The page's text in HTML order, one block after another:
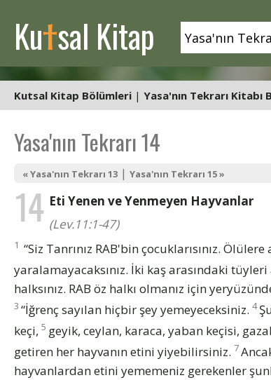
Kutsal Kitap
Kutsal Kitap Bölümleri | Yasa'nın Tekrarı Kitabı
Yasa'nın Tekrarı 14
« Yasa'nın Tekrarı 13 | Yasa'nın Tekrarı 15 »
14 Eti Yenen ve Yenmeyen Hayvanlar
(Lev.11:1-47)
1 “Siz Tanrınız RAB'bin çocuklarısınız.
yaralamayacaksınız. İki kaş arasındaki tüyleri
halksınız. RAB öz halkı olmanız için
3 “İğrenç sayılan hiçbir şey yemeyeceksiniz. 4
keçi, 5 geyik, ceylan, karaca, yaban keçisi,
getiren her hayvanın etini yiyebilirsiniz. 7
hayvanlardan etini yememeniz gerekenler